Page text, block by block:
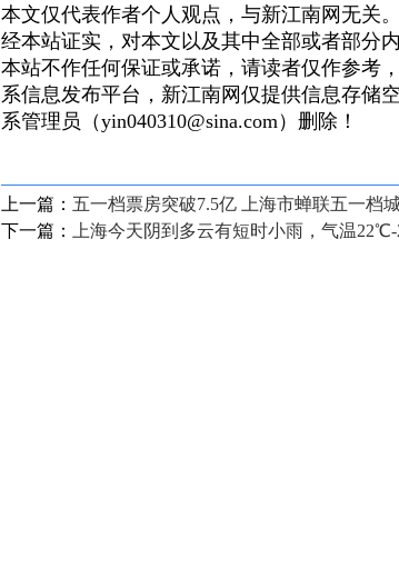
本文仅代表作者个人观点，与新江南网无关
经本站证实，对本文以及其中全部或者部分
本站不作任何保证或承诺，请读者仅作参考
系信息发布平台，新江南网仅提供信息存储
系管理员（yin040310@sina.com）删除！
上一篇： 五一档票房突破7.5亿 上海市蝉联五一档
下一篇：
上海今天阴到多云有短时小雨，气温